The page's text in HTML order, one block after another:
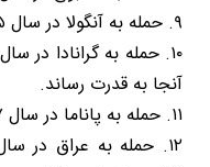
۹. حمله به آنگولا در سال ۱۹۷۵
آنجا به قدرت رساند.
۱۱. حمله به پاناما در سال ۱۹۸۷